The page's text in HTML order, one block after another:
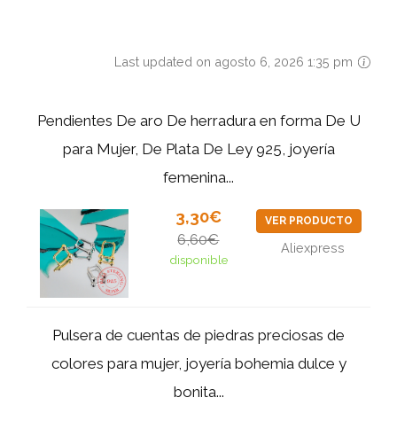
Last updated on agosto 6, 2026 1:35 pm
Pendientes De aro De herradura en forma De U
para Mujer, De Plata De Ley 925, joyería
femenina...
3,30€
6,60€
disponible
VER PRODUCTO
Aliexpress
Pulsera de cuentas de piedras preciosas de
colores para mujer, joyería bohemia dulce y
bonita...